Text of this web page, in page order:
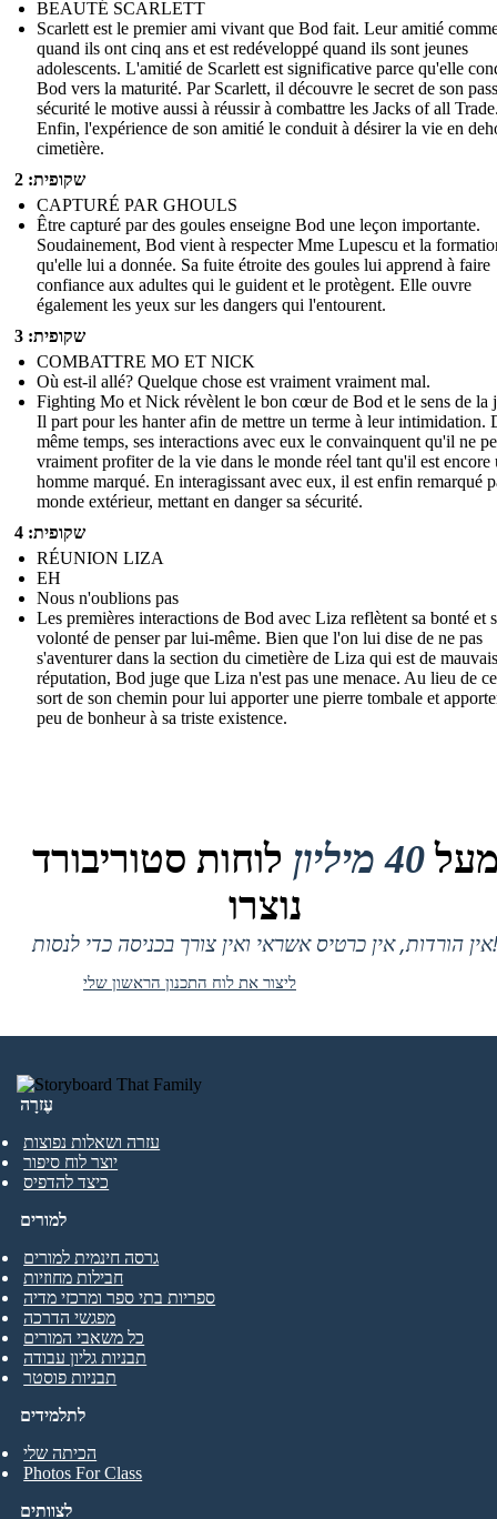
BEAUTÉ SCARLETT
Scarlett est le premier ami vivant que Bod fait. Leur amitié
quand ils ont cinq ans et est redéveloppé quand ils sont jeunes
adolescents. L'amitié de Scarlett est significative parce qu'elle
Bod vers la maturité. Par Scarlett, il découvre le secret de son
sécurité le motive aussi à réussir à combattre les Jacks of all
Enfin, l'expérience de son amitié le conduit à désirer la vie en
cimetière.
שקופית: 2
CAPTURÉ PAR GHOULS
Être capturé par des goules enseigne Bod une leçon importante.
Soudainement, Bod vient à respecter Mme Lupescu et la
qu'elle lui a donnée. Sa fuite étroite des goules lui apprend à faire
confiance aux adultes qui le guident et le protègent. Elle ouvre
également les yeux sur les dangers qui l'entourent.
שקופית: 3
COMBATTRE MO ET NICK
Où est-il allé? Quelque chose est vraiment vraiment mal.
Fighting Mo et Nick révèlent le bon cœur de Bod et le sens de la
Il part pour les hanter afin de mettre un terme à leur intimidation.
même temps, ses interactions avec eux le convainquent qu'il ne
vraiment profiter de la vie dans le monde réel tant qu'il est encore
homme marqué. En interagissant avec eux, il est enfin remarqué
monde extérieur, mettant en danger sa sécurité.
שקופית: 4
RÉUNION LIZA
EH
Nous n'oublions pas
Les premières interactions de Bod avec Liza reflètent sa bonté et
volonté de penser par lui-même. Bien que l'on lui dise de ne pas
s'aventurer dans la section du cimetière de Liza qui est de
réputation, Bod juge que Liza n'est pas une menace. Au lieu de
sort de son chemin pour lui apporter une pierre tombale et
peu de bonheur à sa triste existence.
40 מיליון
לוחות סטוריבורד
נוצרו
אין הורדות, אין כרטיס אשראי ואין צורך בכניסה כדי לנסות!
ליצור את לוח התכנון הראשון שלי
עֶזרָה
עזרה ושאלות נפוצות
יוצר לוח סיפור
כיצד להדפיס
לתלמידים
הכיתה שלי
Photos For Class
למורים
גרסה חינמית למורים
חבילות מחוזיות
ספריות בתי ספר ומרכזי מדיה
מפגשי הדרכה
כל משאבי המורים
תבניות גליון עבודה
תבניות פוסטר
לצוותים